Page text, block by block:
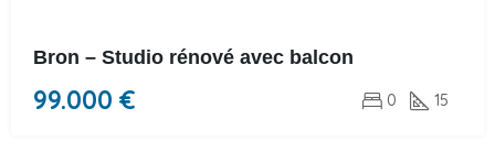
Bron – Studio rénové avec balcon
99.000 € 0 15